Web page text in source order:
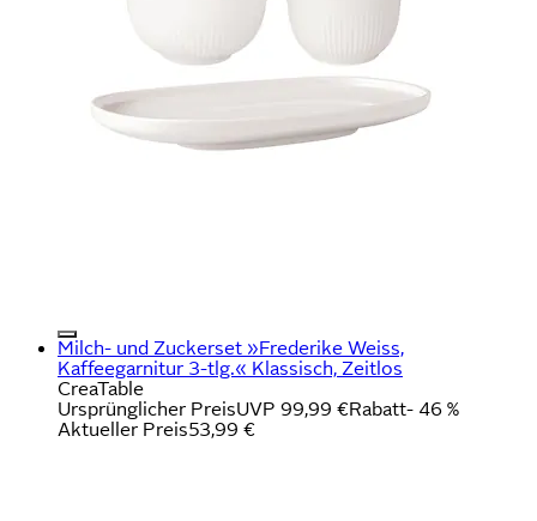
Milch- und Zuckerset »Frederike Weiss,
Kaffeegarnitur 3-tlg.« Klassisch, Zeitlos
CreaTable
Ursprünglicher PreisUVP 99,99 €Rabatt- 46 %
Aktueller Preis53,99 €